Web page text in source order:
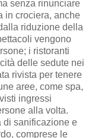
senza rinunciare
in crociera, anche
riduzione della
vengono
i ristoranti
delle sedute nei
rivista per tenere
aree, come spa,
ingressi
alla volta.
di sanificazione e
comprese le